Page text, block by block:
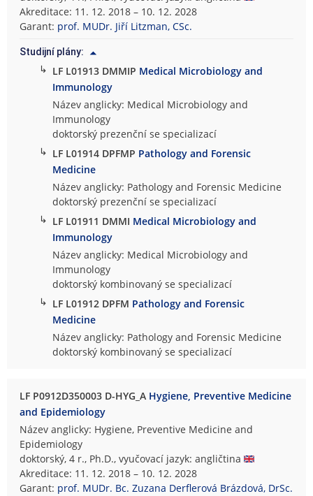
Akreditace: 11. 12. 2018 – 10. 12. 2028
Garant: prof. MUDr. Jiří Litzman, CSc.
Studijní plány:
↳ LF L01913 DMMIP Medical Microbiology and
Immunology
Název anglicky: Medical Microbiology and
Immunology
doktorský prezenční se specializací
↳ LF L01914 DPFMP Pathology and Forensic
Medicine
Název anglicky: Pathology and Forensic Medicine
doktorský prezenční se specializací
↳ LF L01911 DMMI Medical Microbiology and
Immunology
Název anglicky: Medical Microbiology and
Immunology
doktorský kombinovaný se specializací
↳ LF L01912 DPFM Pathology and Forensic
Medicine
Název anglicky: Pathology and Forensic Medicine
doktorský kombinovaný se specializací
LF P0912D350003 D-HYG_A Hygiene, Preventive Medicine
and Epidemiology
Název anglicky: Hygiene, Preventive Medicine and
Epidemiology
doktorský, 4 r., Ph.D., vyučovací jazyk: angličtina
Akreditace: 11. 12. 2018 – 10. 12. 2028
Garant: prof. MUDr. Bc. Zuzana Derflerová Brázdová, DrSc.